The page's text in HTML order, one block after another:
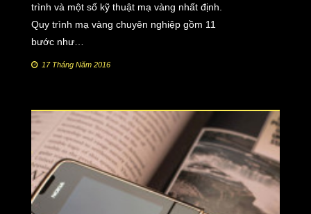
trình và một số kỹ thuật mạ vàng nhất định.
Quy trình mạ vàng chuyên nghiệp gồm 11
bước như…
17 Tháng Năm 2016